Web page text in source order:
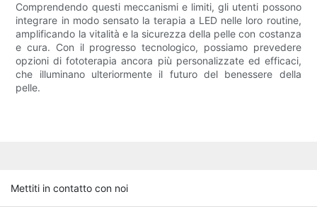
Comprendendo questi meccanismi e limiti, gli utenti possono
integrare in modo sensato la terapia a LED nelle loro routine,
amplificando la vitalità e la sicurezza della pelle con costanza
e cura. Con il progresso tecnologico, possiamo prevedere
opzioni di fototerapia ancora più personalizzate ed efficaci,
che illuminano ulteriormente il futuro del benessere della
pelle.
Mettiti in contatto con noi